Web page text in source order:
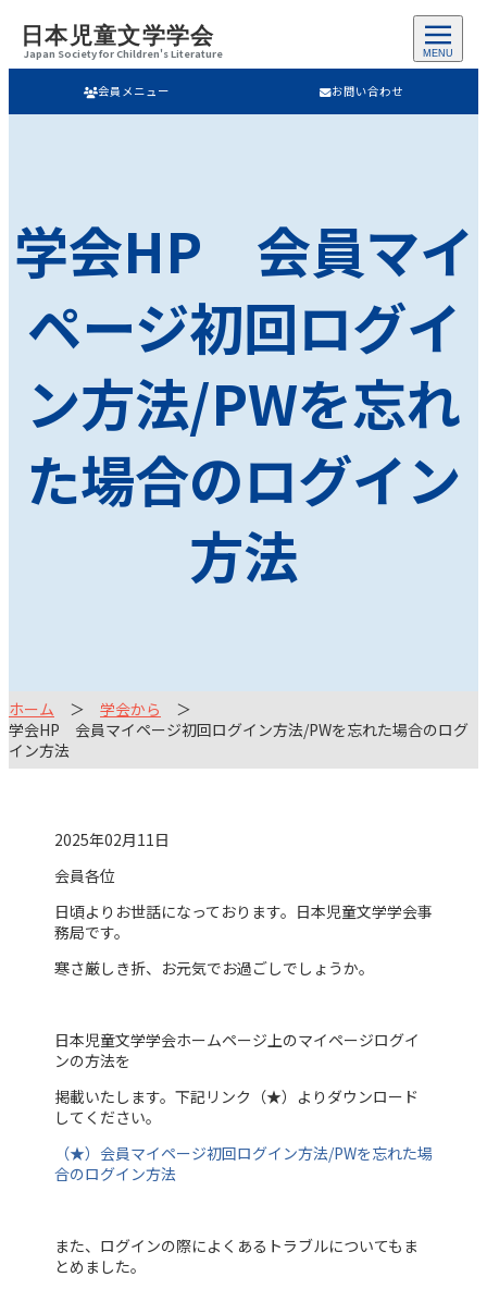
日本児童文学学会
Japan Society for Children's Literature MENU
会員メニュー お問い合わせ
学会HP 会員マイ
ページ初回ログイ
ン方法/PWを忘れ
た場合のログイン
方法
ホーム
学会から
学会HP 会員マイページ初回ログイン方法/PWを忘れた場合のログ
イン方法
2025年02月11日
会員各位
日頃よりお世話になっております。日本児童文学学会事
務局です。
寒さ厳しき折、お元気でお過ごしでしょうか。
日本児童文学学会ホームページ上のマイページログイ
ンの方法を
掲載いたします。下記リンク（★）よりダウンロード
してください。
（★）会員マイページ初回ログイン方法/PWを忘れた場
合のログイン方法
また、ログインの際によくあるトラブルについてもま
とめました。